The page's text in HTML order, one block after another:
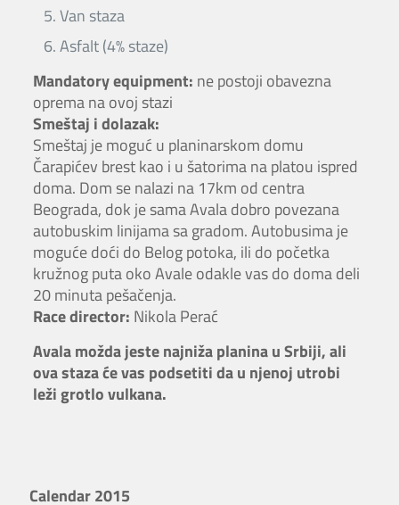
Van staza
Asfalt (4% staze)
Mandatory equipment: ne postoji obavezna
oprema na ovoj stazi
Smeštaj i dolazak:
Smeštaj je moguć u planinarskom domu
Čarapićev brest kao i u šatorima na platou ispred
doma. Dom se nalazi na 17km od centra
Beograda, dok je sama Avala dobro povezana
autobuskim linijama sa gradom. Autobusima je
moguće doći do Belog potoka, ili do početka
kružnog puta oko Avale odakle vas do doma deli
20 minuta pešačenja.
Race director: Nikola Perać
Avala možda jeste najniža planina u Srbiji, ali
ova staza će vas podsetiti da u njenoj utrobi
leži grotlo vulkana.
Calendar 2015